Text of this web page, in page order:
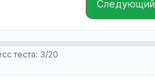
Следующий
теста: 3/20